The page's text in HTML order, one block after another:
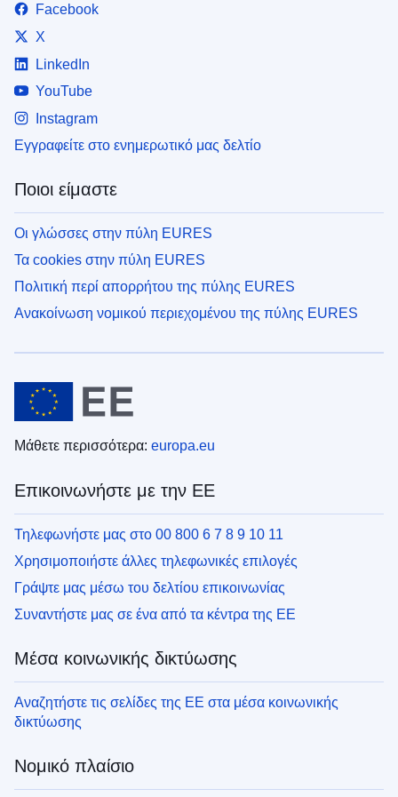
Facebook
X
LinkedIn
YouTube
Instagram
Εγγραφείτε στο ενημερωτικό μας δελτίο
Ποιοι είμαστε
Οι γλώσσες στην πύλη EURES
Τα cookies στην πύλη EURES
Πολιτική περί απορρήτου της πύλης EURES
Ανακοίνωση νομικού περιεχομένου της πύλης EURES
Μάθετε περισσότερα: europa.eu
Επικοινωνήστε με την ΕΕ
Τηλεφωνήστε μας στο 00 800 6 7 8 9 10 11
Χρησιμοποιήστε άλλες τηλεφωνικές επιλογές
Γράψτε μας μέσω του δελτίου επικοινωνίας
Συναντήστε μας σε ένα από τα κέντρα της ΕΕ
Μέσα κοινωνικής δικτύωσης
Αναζητήστε τις σελίδες της ΕΕ στα μέσα κοινωνικής
δικτύωσης
Νομικό πλαίσιο